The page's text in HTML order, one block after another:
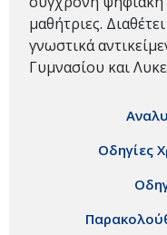
μαθήτριες.
γνωστικά
Γυμνασίου και
Οδηγίες